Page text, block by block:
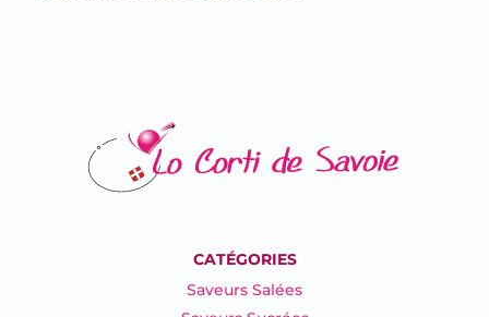
CATÉGORIES
Saveurs Salées